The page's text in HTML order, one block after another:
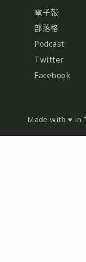
電子報
部落格
Podcast
Twitter
Facebook
Made with ♥ in